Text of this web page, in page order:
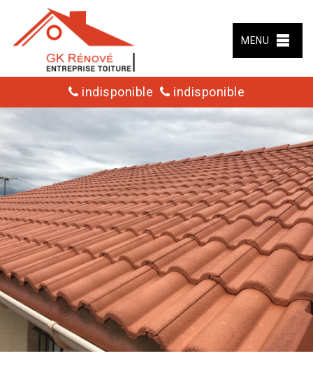
MENU
indisponible indisponible